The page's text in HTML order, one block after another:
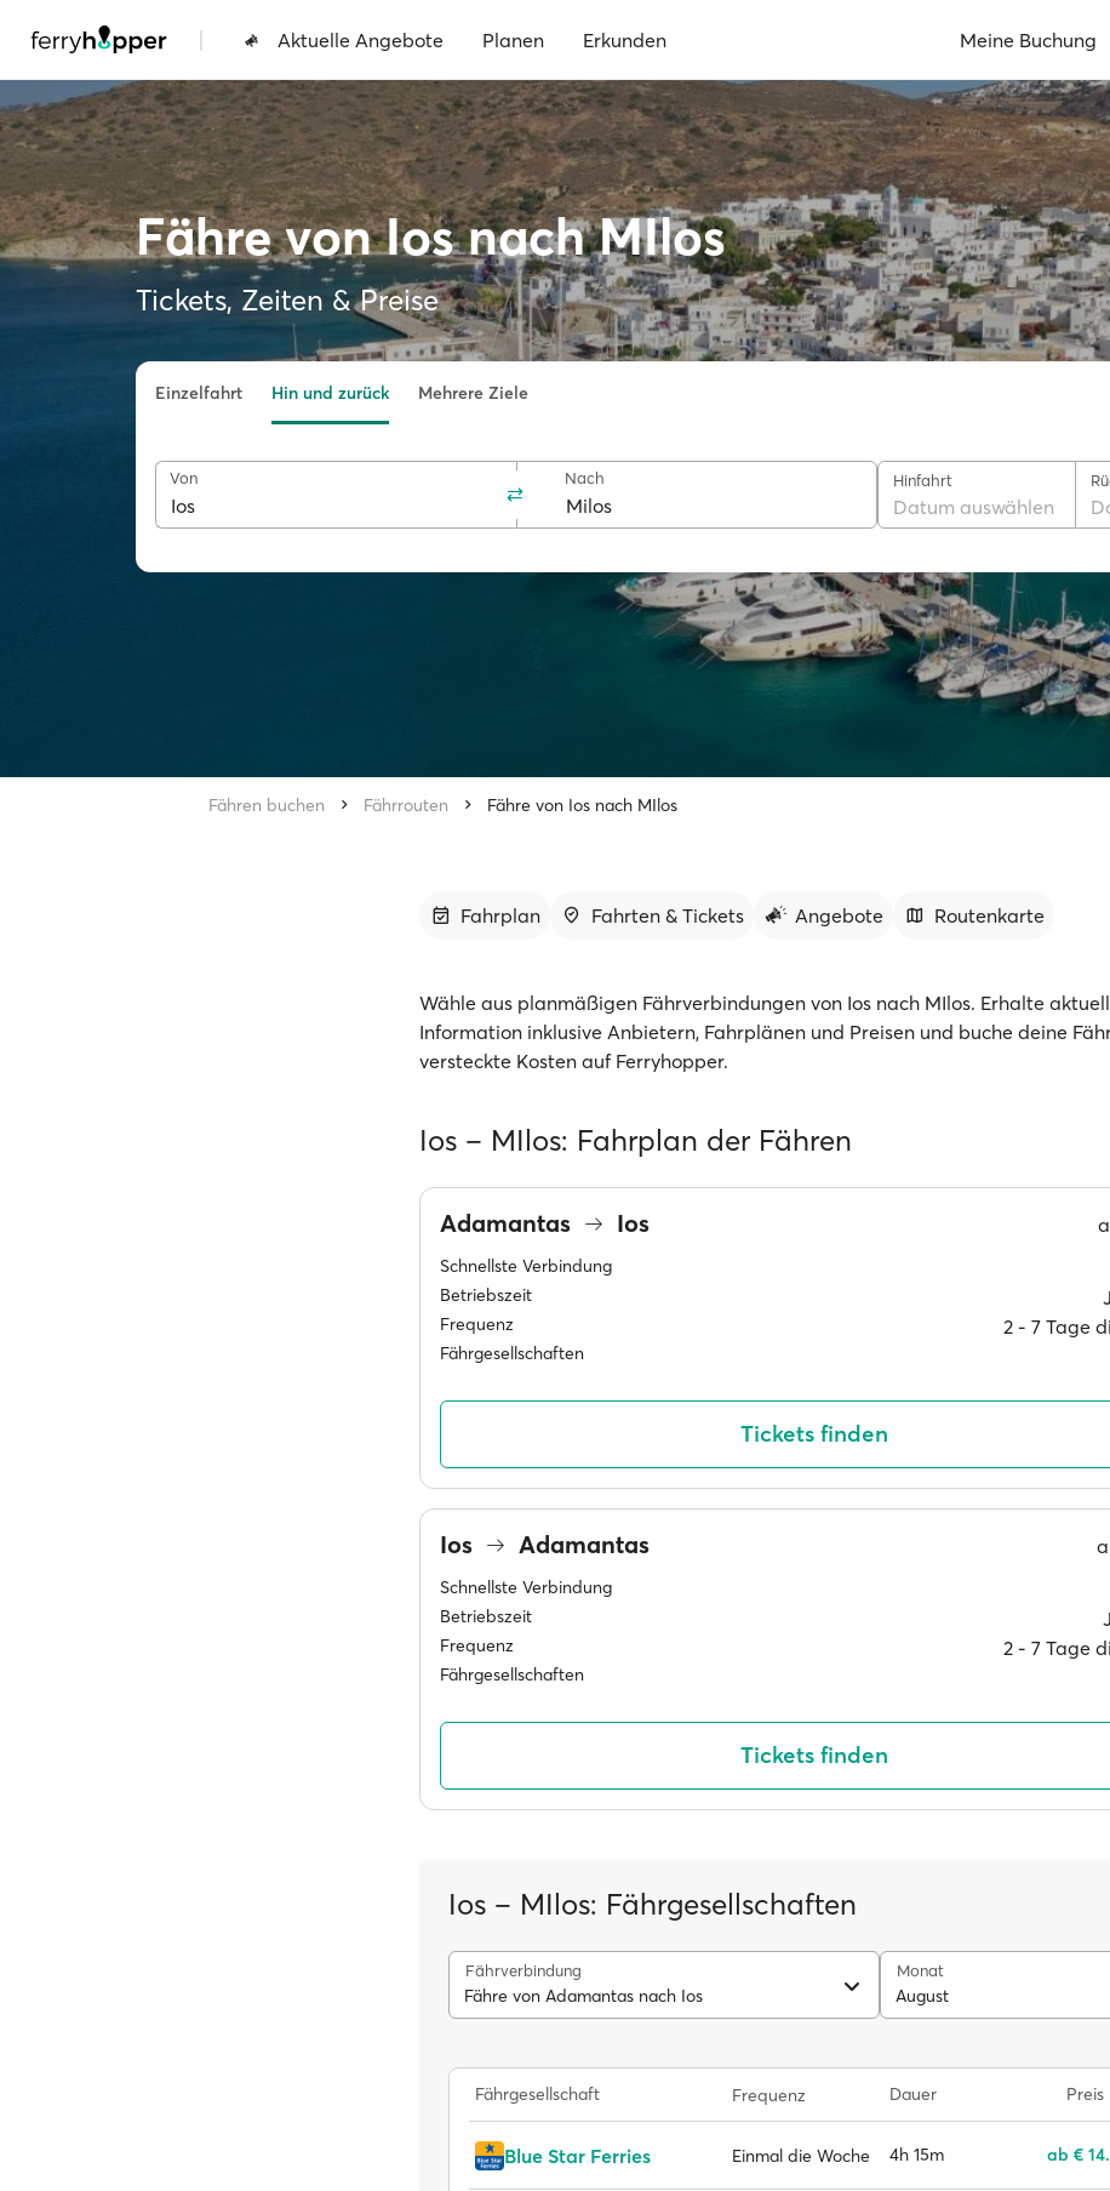
| Aktuelle Angebote Planen Erkunden Meine Buchung
Fähre von Ios nach MIlos
Tickets, Zeiten & Preise
Einzelfahrt Hin und zurück Mehrere Ziele
Von Nach Hinfahrt
Datum auswählen
Fähren buchen Fährrouten Fähre von Ios nach MIlos
Fahrplan Fahrten & Tickets Angebote Routenkarte
Wähle aus planmäßigen Fährverbindungen von Ios nach MIlos. Erhalte
Information inklusive Anbietern, Fahrplänen und Preisen und buche deine
versteckte Kosten auf Ferryhopper.
Ios – MIlos: Fahrplan der Fähren
Adamantas Ios
Schnellste Verbindung
Betriebszeit
Frequenz 2 ‐ 7 Tage
Fährgesellschaften
Tickets finden
Ios Adamantas
Schnellste Verbindung
Betriebszeit
Frequenz 2 ‐ 7 Tage
Fährgesellschaften
Tickets finden
Ios – MIlos: Fährgesellschaften
Fährverbindung
Fähre von Adamantas nach Ios
Monat
August
Fährgesellschaft Frequenz Dauer Preis
Blue Star Ferries Einmal die Woche 4h 15m ab €